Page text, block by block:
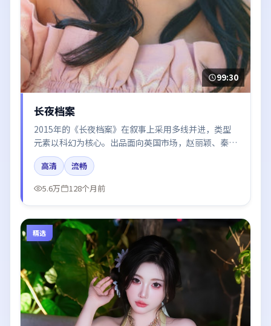
99:30
长夜档案
2015年的《长夜档案》在叙事上采用多线并进，类型
元素以科幻为核心。出品面向英国市场，赵丽颖、秦海
璐、梁朝伟、刘亦菲所饰角色推动关键反转，结尾留白
引发讨论。
高清
流畅
5.6万
128个月前
精选